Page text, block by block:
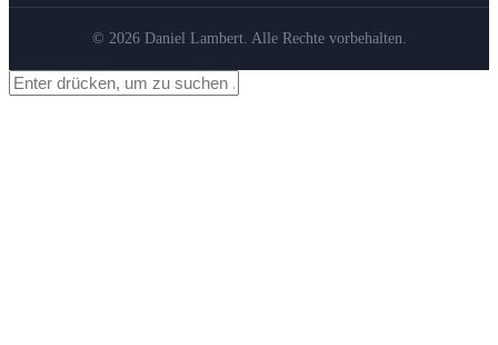
© 2026 Daniel Lambert. Alle Rechte vorbehalten.